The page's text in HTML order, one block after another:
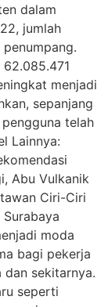
dalam
jumlah
menjadi
sepanjang
telah
Lainnya:
Abu Vulkanik
Ciri-Ciri
moda
bagi pekerja
sekitarnya.
seperti